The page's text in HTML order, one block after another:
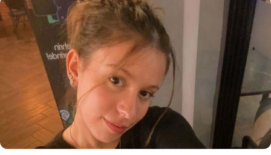
Denizli'nin Pamukkale ilçesinde, yolun
karşısına geçmek isterken hafif ticari aracın
çarptığı üniversite öğrencisi Azra Ümmü
Demirbaş (20) kaldırıldığı hastanede hayatını
kaybetti. Kaza sonrası kaçan sürücüsü ise
aranıyor.